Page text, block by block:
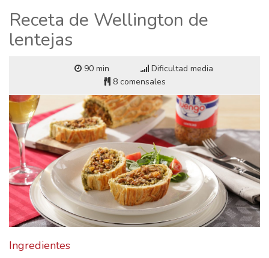
Receta de Wellington de
lentejas
90 min
Dificultad media
8 comensales
Ingredientes